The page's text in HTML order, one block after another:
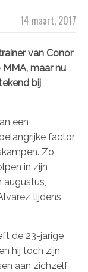
14 maart, 2017
van Conor
maar nu
bij
een
factor
Zo
in zijn
tijdens
de 23-jarige
hij toch zijn
aan zichzelf